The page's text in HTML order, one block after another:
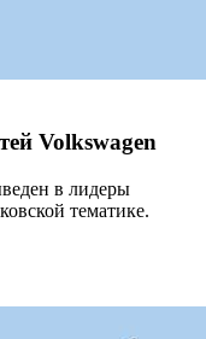
Volkswagen
в лидеры
тематике.